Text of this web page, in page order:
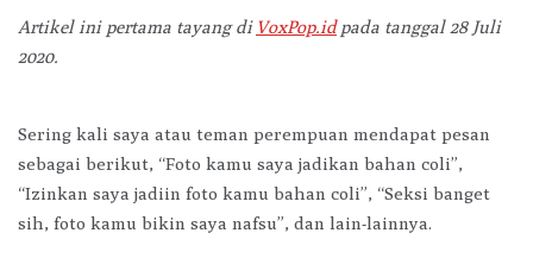
Artikel ini pertama tayang di VoxPop.idpada tanggal 28 Juli
2020.
Sering kali saya atau teman perempuan mendapat pesan
sebagai berikut, “Foto kamu saya jadikan bahan coli”,
“Izinkan saya jadiin foto kamu bahan coli”, “Seksi banget
sih, foto kamu bikin saya nafsu”, dan lain-lainnya.